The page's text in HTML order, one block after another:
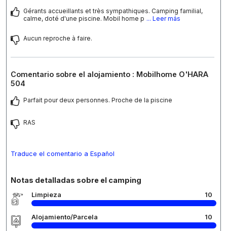
Gérants accueillants et très sympathiques. Camping familial,
calme, doté d'une piscine. Mobil home p ... Leer más
Aucun reproche à faire.
Comentario sobre el alojamiento : Mobilhome O'HARA
504
Parfait pour deux personnes. Proche de la piscine
RAS
Traduce el comentario a Español
Notas detalladas sobre el camping
Limpieza 10
Alojamiento/Parcela 10